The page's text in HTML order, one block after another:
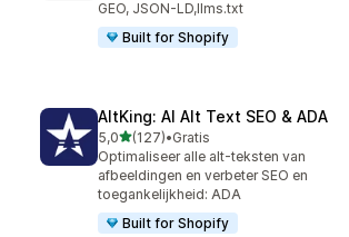
GEO, JSON-LD,llms.txt
Built for Shopify
AltKing: AI Alt Text SEO & ADA
5,0van 5 sterren
(127)
127 recensies in totaal
•Gratis
Optimaliseer alle alt-teksten van
afbeeldingen en verbeter SEO en
toegankelijkheid: ADA
Built for Shopify